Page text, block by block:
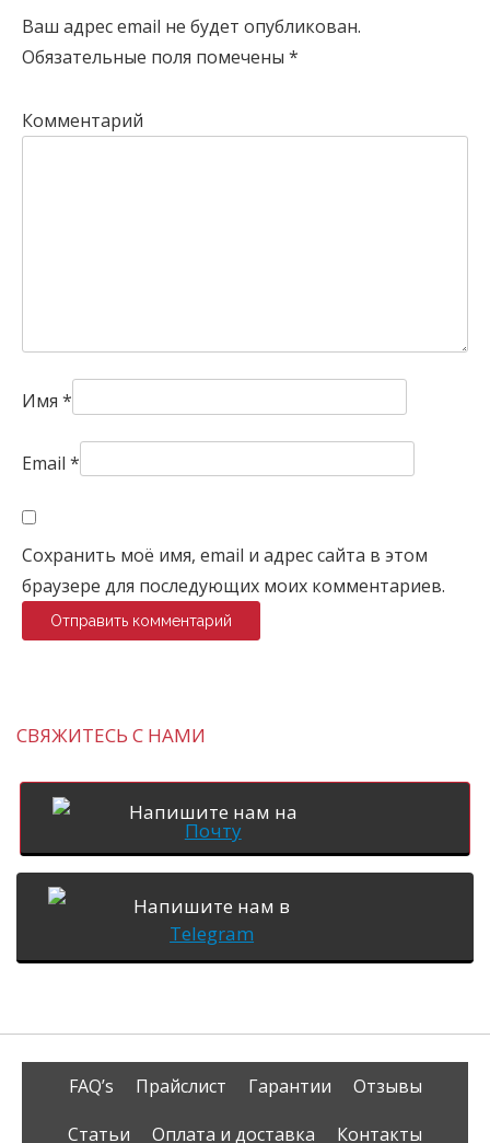
Ваш адрес email не будет опубликован.
Обязательные поля помечены *
Комментарий
Имя *
Email *
Сохранить моё имя, email и адрес сайта в этом
браузере для последующих моих комментариев.
СВЯЖИТЕСЬ С НАМИ
Напишите нам на
Почту
Напишите нам в
Telegram
FAQ’s Прайслист Гарантии
Отзывы
Статьи
Оплата и доставка Контакты